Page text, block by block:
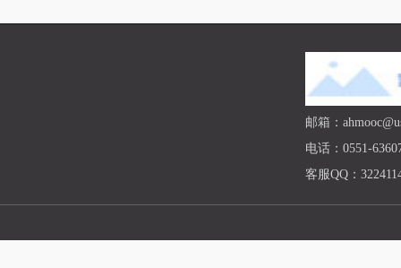
邮箱：
电话：0551-
客服QQ：